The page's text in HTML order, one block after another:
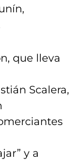
que lleva
Scalera,
y a